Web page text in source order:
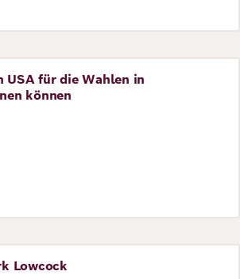
USA für die Wahlen in
können
Lowcock